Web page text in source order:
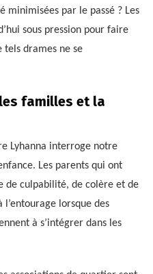
minimisées par le passé ? Les
sous pression pour faire
drames ne se
familles et la
Lyhanna interroge notre
Les parents qui ont
de culpabilité, de colère et de
lorsque des
à s’intégrer dans les